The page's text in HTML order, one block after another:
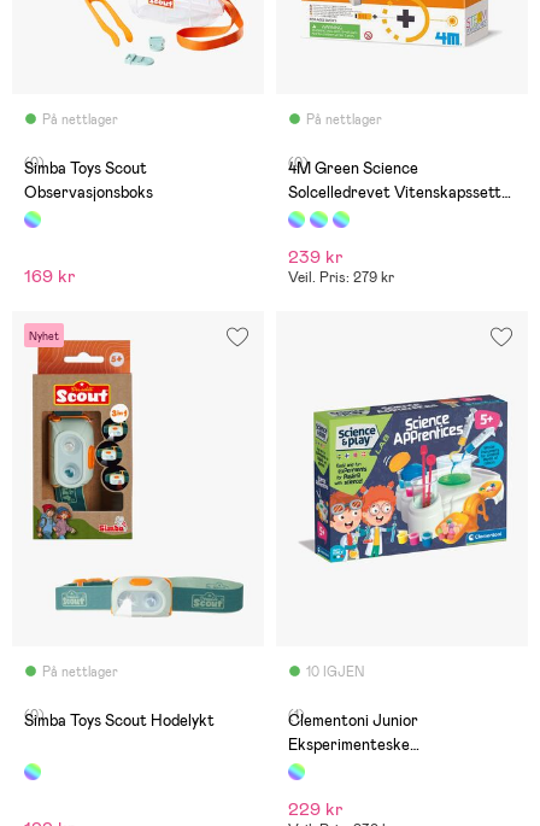
På nettlager
(0)
Simba Toys Scout
Observasjonsboks
169 kr
På nettlager
(0)
4M Green Science
Solcelledrevet Vitenskapssett
Solsystem
239 kr
Veil. Pris: 279 kr
Nyhet
På nettlager
(0)
Simba Toys Scout Hodelykt
10 IGJEN
(1)
Clementoni Junior
Eksperimenteske
Vitenskapslærling
229 kr